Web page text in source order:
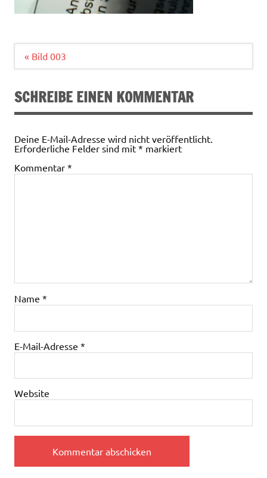
Beitragsnavigation
« Bild 003
SCHREIBE EINEN KOMMENTAR
Deine E-Mail-Adresse wird nicht veröffentlicht.
Erforderliche Felder sind mit * markiert
Kommentar *
Name *
E-Mail-Adresse *
Website